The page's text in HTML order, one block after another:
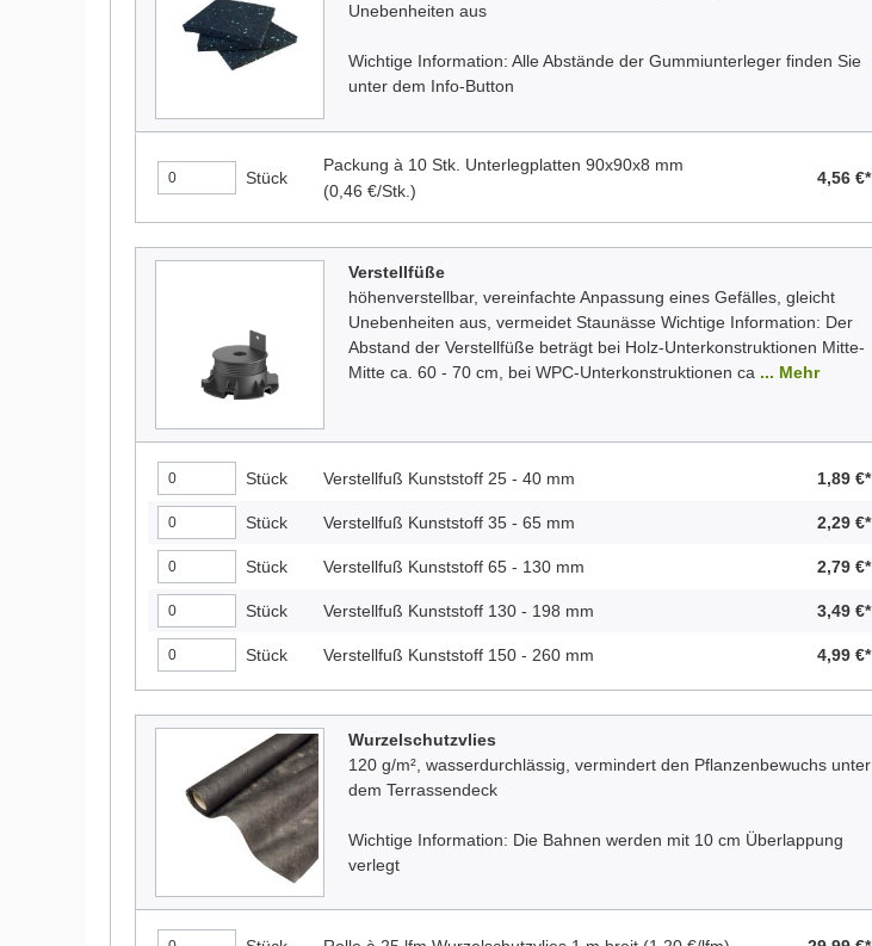
Unebenheiten aus
Wichtige Information: Alle Abstände der Gummiunterleger finden Sie
unter dem Info-Button
Stück
Packung à 10 Stk. Unterlegplatten 90x90x8 mm
(0,46 €/Stk.)
4,56 €*
Verstellfüße
höhenverstellbar, vereinfachte Anpassung eines Gefälles, gleicht
Unebenheiten aus, vermeidet Staunässe Wichtige Information: Der
Abstand der Verstellfüße beträgt bei Holz-Unterkonstruktionen Mitte-
Mitte ca. 60 - 70 cm, bei WPC-Unterkonstruktionen ca ... Mehr
Stück Verstellfuß Kunststoff 25 - 40 mm 1,89 €*
Stück Verstellfuß Kunststoff 35 - 65 mm 2,29 €*
Stück Verstellfuß Kunststoff 65 - 130 mm 2,79 €*
Stück Verstellfuß Kunststoff 130 - 198 mm 3,49 €*
Stück Verstellfuß Kunststoff 150 - 260 mm 4,99 €*
Wurzelschutzvlies
120 g/m², wasserdurchlässig, vermindert den Pflanzenbewuchs unter
dem Terrassendeck
Wichtige Information: Die Bahnen werden mit 10 cm Überlappung
verlegt